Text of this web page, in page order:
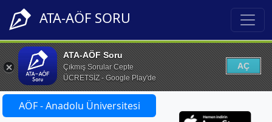
ATA-AÖF SORU
ATA-AÖF Soru
Çıkmış Sorular Cepte
ÜCRETSİZ - Google Play'de
AÇ
AÖF - Anadolu Üniversitesi